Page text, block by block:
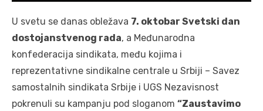
U svetu se danas obležava 7. oktobar Svetski dan
dostojanstvenog rada, a Međunarodna
konfederacija sindikata, među kojima i
reprezentativne sindikalne centrale u Srbiji – Savez
samostalnih sindikata Srbije i UGS Nezavisnost
pokrenuli su kampanju pod sloganom “Zaustavimo